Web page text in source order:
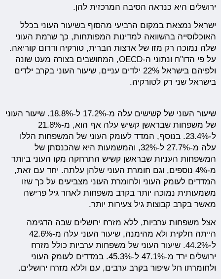
ירושלים היא כנראה הסיבה המרכזית להן.
ישראל נמצאת במקום הרביעי מהסוף בשיעור העוני בכלל
האוכלוסייה בהשוואה למדינות המפותחות, כך שרמת העוני
שלה נמוכה רק מזו של ארצות הברית, טורקיה ודרום קוריאה.
על פי הדו"ח ונתוני ה-OECD, המחושבים בצורה מעט שונה
ולפיהם בישראל 22% ילדים עניים, שיעור העוני בקרב ילדים
בישראל שני רק לטורקיה.
שיעור העוני של קשישים עלה מ-17.2% ל-18.8%. שיעור העוני
של משפחות שבראשן קשיש עלה אף הוא, מ-21.8%
ל-23.4%. בנוסף, המדד לעומק העוני של המשפחות הללו
עלה מ-27.7% ל-32%, והמשמעות היא שהכנסתן של
המשפחות העניות שבראשן קשיש התרחקה מקו העוני ביותר
מ-4% נוספים, וגם חומרת העוני שלהן עלתה. יחד עם זאת,
המדדים לעומק העוני ולחומרת העוני מצביעים על כך שזו
משמעותית נמוכה יותר בקרב משפחות לאחר גיל פרישה
מאשר בקרב קבוצות גיל צעירות יותר.
אצל משפחות ערביות, ללא מזרח ירושלים שבה הדגימה
הייתה חלקית ולא מהימנה, שיעור העוני עלה מ-42.6%
ל-44.2%. שיעור העוני של משפחות ערביות כולל מזרח
ירושלים ירד מ-47.1% ל-45.3%. במדדים לעומק העוני
ולחומרתו חל שיפור בקרב ערבים, עם וללא מזרח ירושלים.